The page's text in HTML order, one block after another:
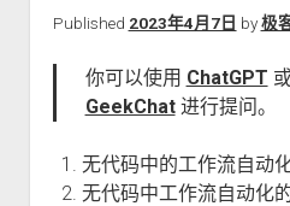
Published 2023年4月7日 by极
你可以使用 ChatGPT
GeekChat进行提问。
无代码中的工作流自动
无代码中工作流自动化